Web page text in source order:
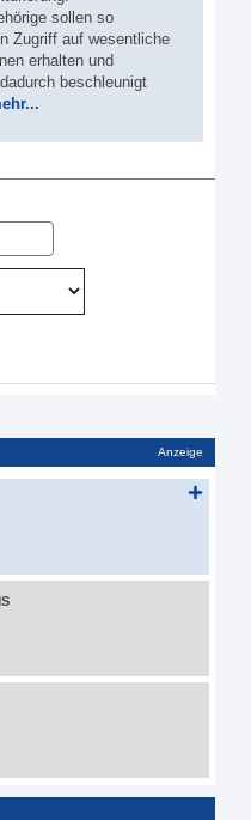
sollen so
Zugriff auf wesentliche
erhalten und
beschleunigt
Anzeige